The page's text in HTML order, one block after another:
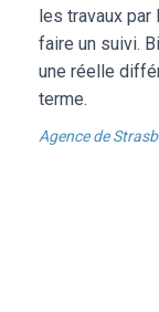
les travaux
faire un suivi.
une réelle
terme.
Agence de